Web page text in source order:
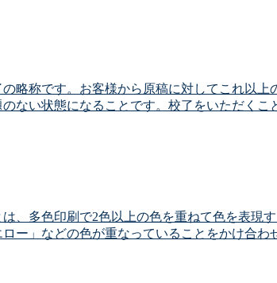
略称です。お客様から原稿に対してこれ以上
ない状態になることです。校了をいただくこ
、多色印刷で2色以上の色を重ねて色を表現
ー」などの色が重なっていることをかけ合わ